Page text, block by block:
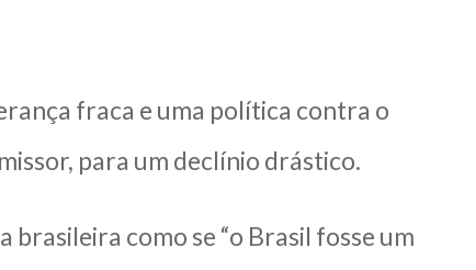
fraca e uma política contra o
para um declínio drástico.
como se “o Brasil fosse um